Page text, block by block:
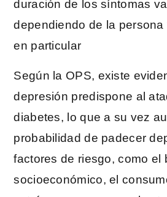
duración de los síntomas
dependiendo de la persona
en particular
Según la OPS, existe
depresión predispone al
diabetes, lo que a su vez
probabilidad de padecer
factores de riesgo, como el
socioeconómico, el